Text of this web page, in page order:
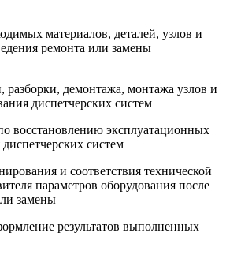
материалов, деталей, узлов и
ремонта или замены
разборки, демонтажа, монтажа узлов и
диспетчерских систем
восстановлению эксплуатационных
систем
и соответствия технической
параметров оборудования после
замены
результатов выполненных